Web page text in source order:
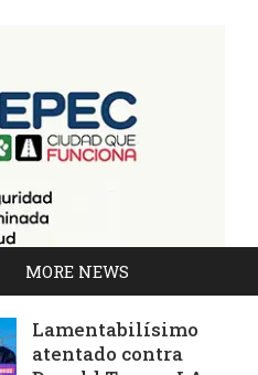
MORE NEWS
Lamentabilísimo
atentado contra